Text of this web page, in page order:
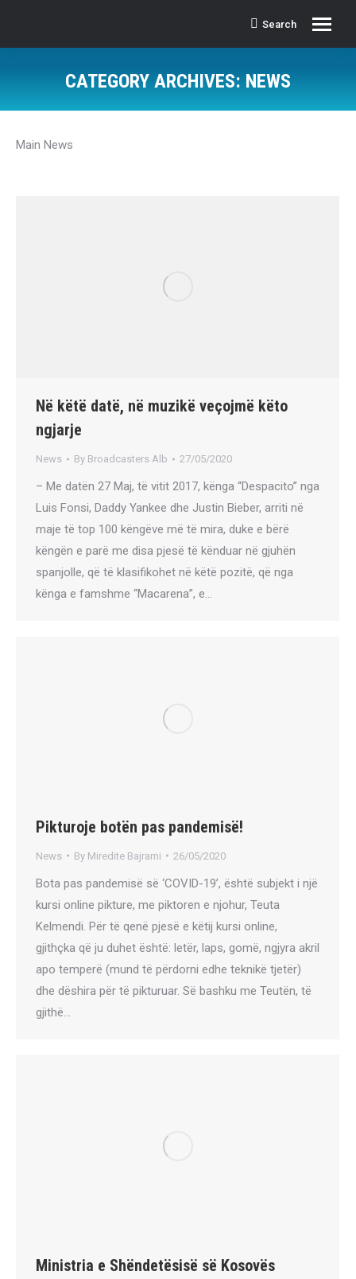
Search:
Search
CATEGORY ARCHIVES: NEWS
Main News
Në këtë datë, në muzikë veçojmë këto
ngjarje
News By Broadcasters Alb 27/05/2020
– Me datën 27 Maj, të vitit 2017, kënga “Despacito” nga
Luis Fonsi, Daddy Yankee dhe Justin Bieber, arriti në
maje të top 100 këngëve më të mira, duke e bërë
këngën e parë me disa pjesë të kënduar në gjuhën
spanjolle, që të klasifikohet në këtë pozitë, që nga
kënga e famshme “Macarena”, e…
Pikturoje botën pas pandemisë!
News By Miredite Bajrami 26/05/2020
Bota pas pandemisë së ‘COVID-19’, është subjekt i një
kursi online pikture, me piktoren e njohur, Teuta
Kelmendi. Për të qenë pjesë e këtij kursi online,
gjithçka që ju duhet është: letër, laps, gomë, ngjyra akril
apo temperë (mund të përdorni edhe teknikë tjetër)
dhe dëshira për të pikturuar. Së bashku me Teutën, të
gjithë…
Ministria e Shëndetësisë së Kosovës